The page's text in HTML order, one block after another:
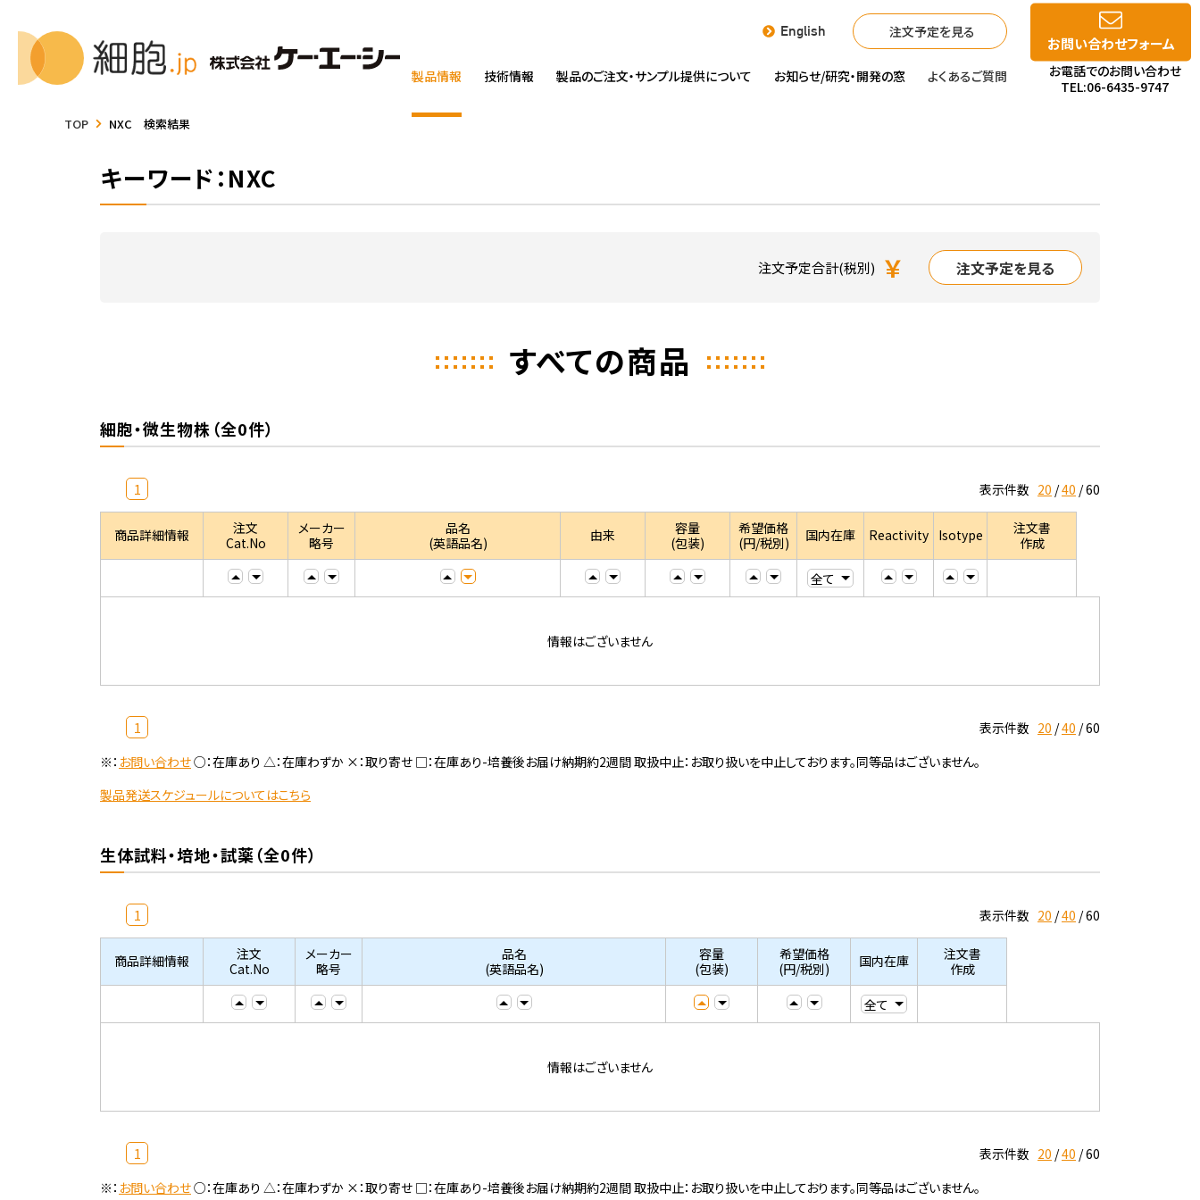
English 注文予定を見る
製品情報 技術情報 製品のご注文・サンプル提供について お知らせ/研究・開発の窓 よくあるご質問
お問い合わせフォーム
お電話でのお問い合わせ
TEL:06-6435-9747
TOP NXC 検索結果
キーワード：NXC
注文予定合計(税別) ￥ 注文予定を見る
すべての商品
細胞・微生物株（全0件）
1 表示件数 20 40 60
商品詳細情報
注文
Cat.No
メーカー
略号
品名
(英語品名)
由来
容量
(包装)
希望価格
(円/税別)
国内在庫 Reactivity Isotype
注文書
作成
情報はございません
1 表示件数 20 40 60
※： お問い合わせ○：在庫あり △：在庫わずか ×：取り寄せ □：在庫あり-培養後お届け納期約2週間 取扱中止：お取り扱いを中止しております。同等品はございません。
製品発送スケジュールについてはこちら
生体試料・培地・試薬（全0件）
1 表示件数 20 40 60
商品詳細情報
注文
Cat.No
メーカー
略号
品名
(英語品名)
容量
(包装)
希望価格
(円/税別)
国内在庫
注文書
作成
情報はございません
1 表示件数 20 40 60
※： お問い合わせ○：在庫あり △：在庫わずか ×：取り寄せ □：在庫あり-培養後お届け納期約2週間 取扱中止：お取り扱いを中止しております。同等品はございません。